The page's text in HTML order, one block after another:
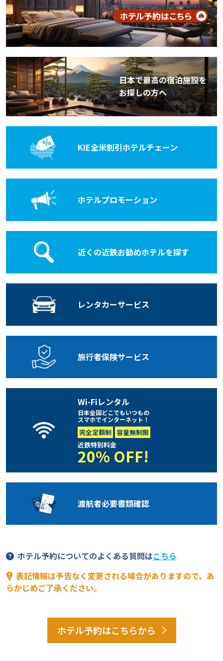
日本で最高の宿泊施設を
お探しの方へ
KIE全米割引ホテルチェーン
ホテルプロモーション
近くの近鉄お勧めホテルを探す
レンタカーサービス
旅行者保険サービス
Wi-Fiレンタル
日本全国どこでもいつもの
スマホでインターネット！
完全定額制 容量無制限
近鉄特別料金
20% OFF!
渡航者必要書類確認
ホテル予約についてのよくある質問はこちら
表記情報は予告なく変更される場合がありますので、あ
らかじめご了承ください。
ホテル予約はこちらから